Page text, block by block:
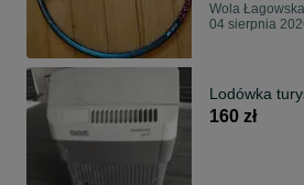
Wola Łagowska
04 sierpnia
Lodówka
160 zł